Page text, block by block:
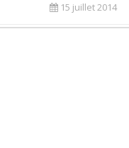
15 juillet 2014